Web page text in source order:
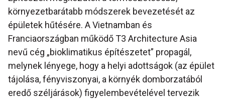
környezetbarátabb módszerek bevezetését az
épületek hűtésére. A Vietnamban és
Franciaországban működő T3 Architecture Asia
nevű cég „bioklimatikus építészetet” propagál,
melynek lényege, hogy a helyi adottságok (az épület
tájolása, fényviszonyai, a környék domborzatából
eredő széljárások) figyelembevételével tervezik